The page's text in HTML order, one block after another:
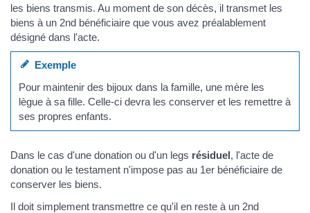
les biens transmis. Au moment de son décès, il transmet les
biens à un 2nd bénéficiaire que vous avez préalablement
désigné dans l'acte.
Exemple
Pour maintenir des bijoux dans la famille, une mère les
lègue à sa fille. Celle-ci devra les conserver et les remettre à
ses propres enfants.
Dans le cas d'une donation ou d'un legs résiduel, l'acte de
donation ou le testament n'impose pas au 1er bénéficiaire de
conserver les biens.
Il doit simplement transmettre ce qu'il en reste à un 2nd